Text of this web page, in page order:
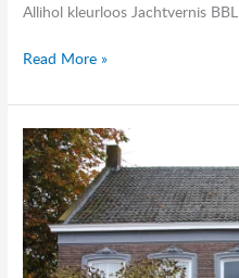
Allihol kleurloos Jachtvernis BBL
Read More »
Schilderwerk
woonhuis